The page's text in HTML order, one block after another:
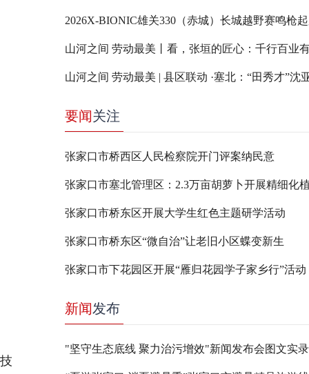
2026X-BIONIC雄关330（赤城）长城越野赛鸣枪
山河之间 劳动最美丨看，张垣的匠心：千行百业
要闻关注
张家口市桥西区人民检察院开门评案纳民意
张家口市塞北管理区：2.3万亩胡萝卜开展精细化
张家口市桥东区开展大学生红色主题研学活动
张家口市桥东区“微自治”让老旧小区蝶变新生
张家口市下花园区开展“雁归花园学子家乡行”活动
新闻发布
"坚守生态底线 聚力治污增效"新闻发布会图文实录